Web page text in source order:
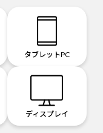
タブレットPC
ディスプレイ